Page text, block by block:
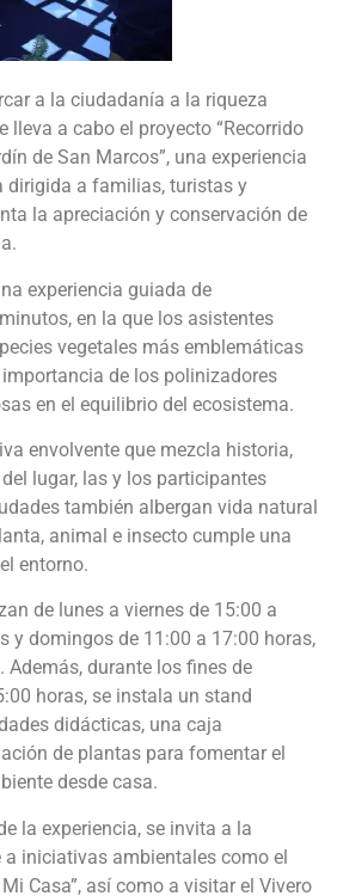
a la ciudadanía a la riqueza
lleva a cabo el proyecto “Recorrido
de San Marcos”, una experiencia
dirigida a familias, turistas y
la apreciación y conservación de
experiencia guiada de
en la que los asistentes
vegetales más emblemáticas
de los polinizadores
en el equilibrio del ecosistema.
envolvente que mezcla historia,
lugar, las y los participantes
también albergan vida natural
animal e insecto cumple una
entorno.
de lunes a viernes de 15:00 a
y domingos de 11:00 a 17:00 horas,
durante los fines de
horas, se instala un stand
didácticas, una caja
de plantas para fomentar el
desde casa.
la experiencia, se invita a la
iniciativas ambientales como el
Casa”, así como a visitar el Vivero